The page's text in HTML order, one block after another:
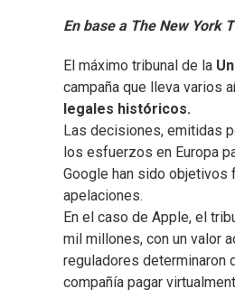
En base a The New York
El máximo tribunal de la
campaña que lleva varios
legales históricos.
Las decisiones, emitidas
los esfuerzos en Europa
Google han sido objetivos
apelaciones.
En el caso de Apple, el
mil millones, con un valor
reguladores determinaron
compañía pagar